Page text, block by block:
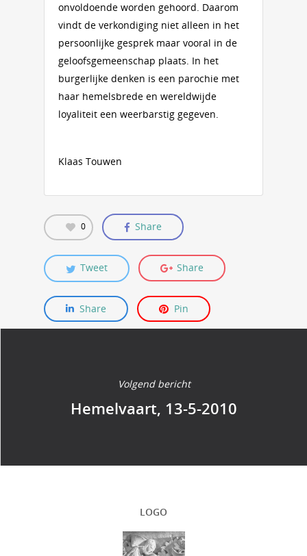
onvoldoende worden gehoord. Daarom
vindt de verkondiging niet alleen in het
persoonlijke gesprek maar vooral in de
geloofsgemeenschap plaats. In het
burgerlijke denken is een parochie met
haar hemelsbrede en wereldwijde
loyaliteit een weerbarstig gegeven.
Klaas Touwen
0 Share
Tweet Share
Share Pin
Volgend bericht
Hemelvaart, 13-5-2010
LOGO